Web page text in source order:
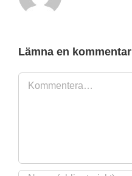
Lämna en kommentar
Kommentar